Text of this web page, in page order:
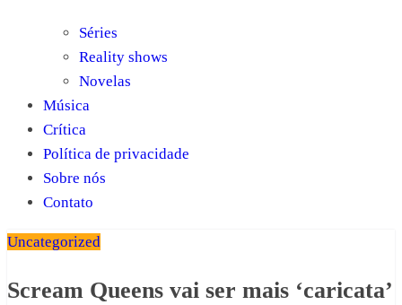
Séries
Reality shows
Novelas
Música
Crítica
Política de privacidade
Sobre nós
Contato
Uncategorized
Scream Queens vai ser mais ‘caricata’